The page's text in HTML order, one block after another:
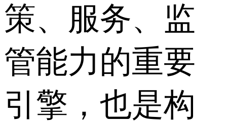
策、服务、监
管能力的重要
引擎，也是构